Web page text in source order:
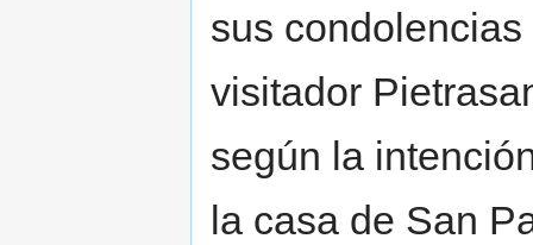
sus
visitador
según la
la casa de San